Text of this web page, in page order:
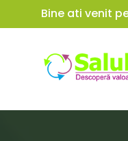
Bine ati venit